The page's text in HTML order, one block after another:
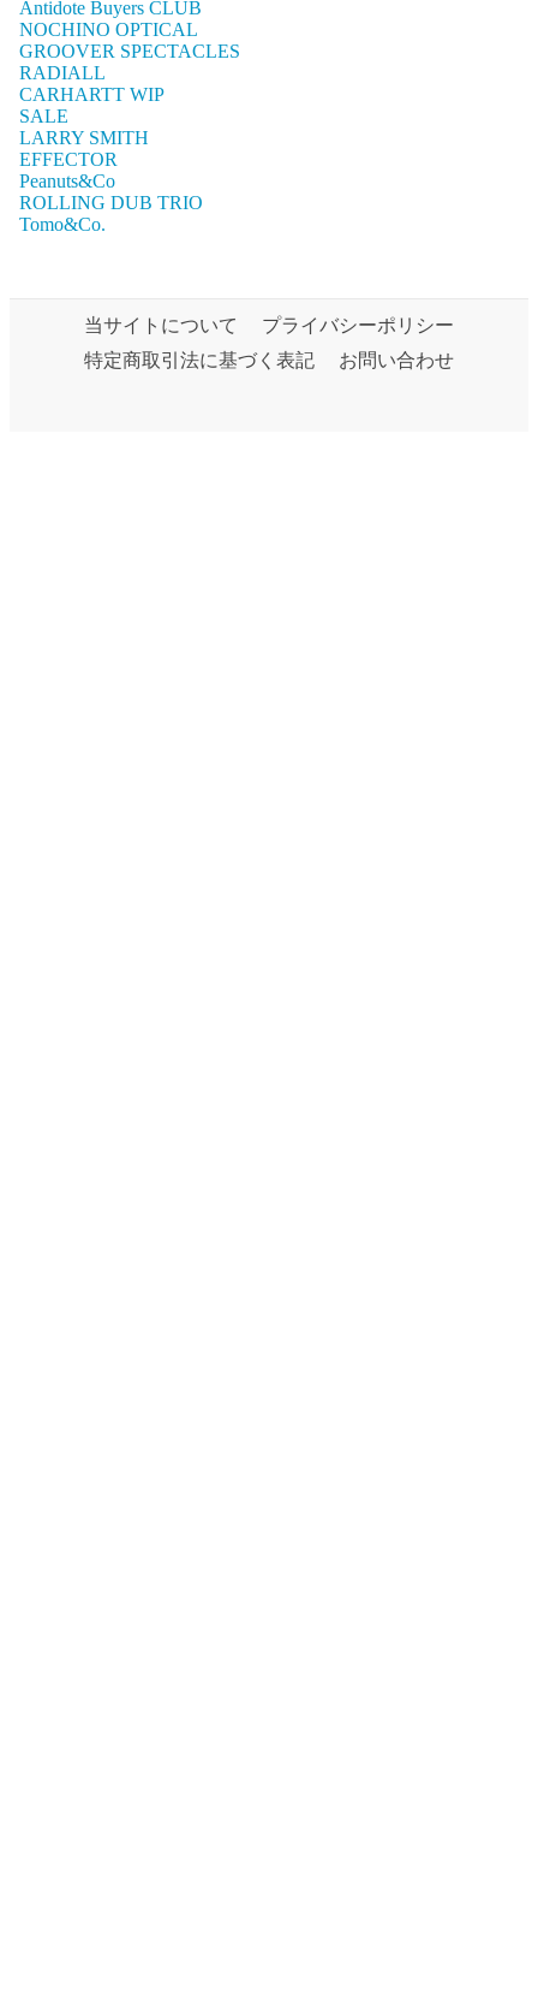
Antidote Buyers CLUB
NOCHINO OPTICAL
GROOVER SPECTACLES
RADIALL
CARHARTT WIP
SALE
LARRY SMITH
EFFECTOR
Peanuts&Co
ROLLING DUB TRIO
Tomo&Co.
当サイトについて
プライバシーポリシー
特定商取引法に基づく表記
お問い合わせ